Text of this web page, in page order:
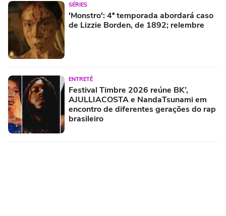
SÉRIES
'Monstro': 4ª temporada abordará caso
de Lizzie Borden, de 1892; relembre
ENTRETÊ
Festival Timbre 2026 reúne BK’,
AJULLIACOSTA e NandaTsunami em
encontro de diferentes gerações do rap
brasileiro